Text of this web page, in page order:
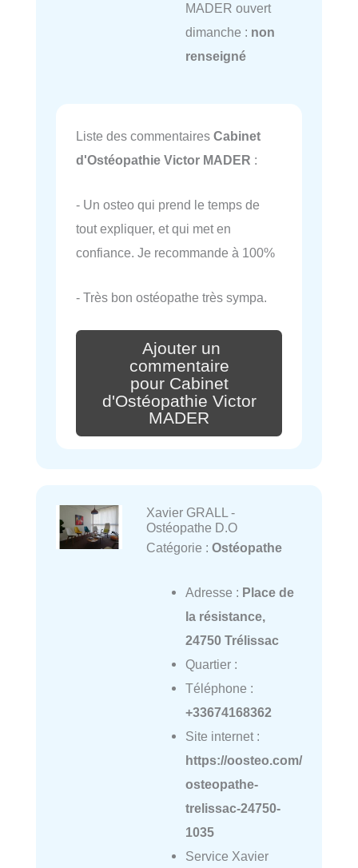
MADER ouvert
dimanche : non
renseigné
Liste des commentaires Cabinet
d'Ostéopathie Victor MADER :
- Un osteo qui prend le temps de
tout expliquer, et qui met en
confiance. Je recommande à 100%
- Très bon ostéopathe très sympa.
Ajouter un
commentaire
pour Cabinet
d'Ostéopathie Victor
MADER
Xavier GRALL -
Ostéopathe D.O
Catégorie : Ostéopathe
Adresse : Place de
la résistance,
24750 Trélissac
Quartier :
Téléphone :
+33674168362
Site internet :
https://oosteo.com/
osteopathe-
trelissac-24750-
1035
Service Xavier